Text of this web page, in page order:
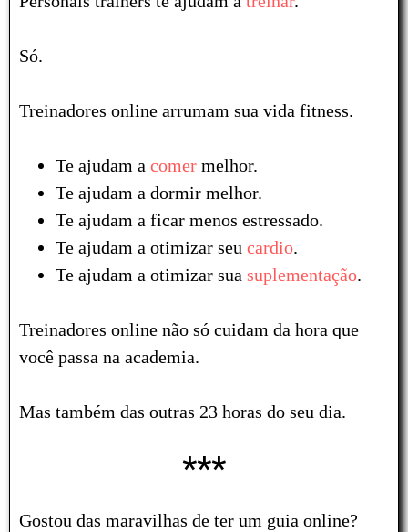
Só.
Treinadores online arrumam sua vida fitness.
Te ajudam a comer melhor.
Te ajudam a dormir melhor.
Te ajudam a ficar menos estressado.
Te ajudam a otimizar seu cardio.
Te ajudam a otimizar sua suplementação.
Treinadores online não só cuidam da hora que
você passa na academia.
Mas também das outras 23 horas do seu dia.
***
Gostou das maravilhas de ter um guia online?